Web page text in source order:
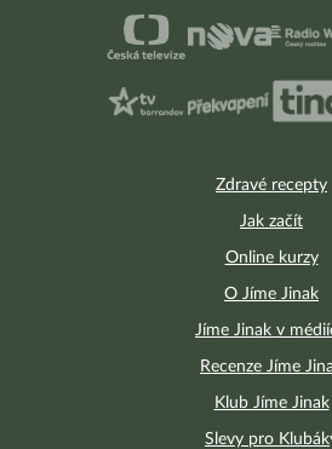
Zdravé recepty
Jak začít
Online kurzy
O Jíme Jinak
Jíme Jinak v
Recenze Jíme
Klub Jíme Jinak
Slevy pro